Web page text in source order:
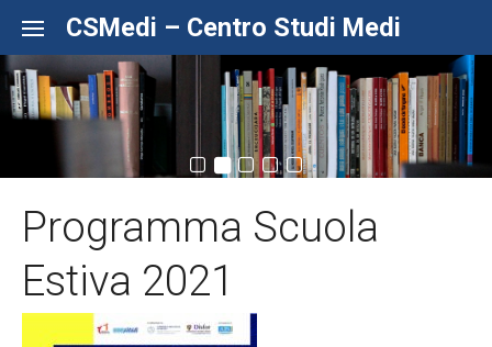
CSMedi – Centro Studi Medi
Programma Scuola
Estiva 2021